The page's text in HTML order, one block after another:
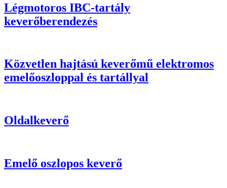
Légmotoros IBC-tartály
keverőberendezés
Közvetlen hajtású keverőmű elektromos
emelőoszloppal és tartállyal
Oldalkeverő
Emelő oszlopos keverő